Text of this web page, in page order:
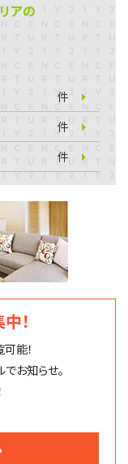
アの
件
件
件
！
能！
お知らせ。